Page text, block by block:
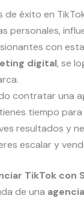
de éxito en
personales,
con
digital, se
contratar una
tiempo
resultados y
escalar y
TikTok con
de una